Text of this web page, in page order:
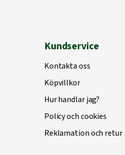
Kundservice
Kontakta oss
Köpvillkor
Hur handlar jag?
Policy och cookies
Reklamation och retur